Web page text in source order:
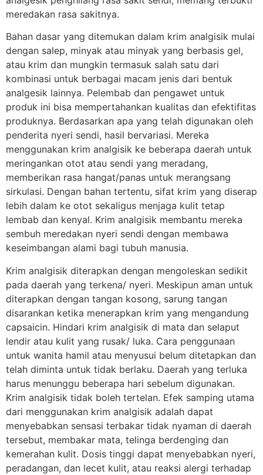
meredakan rasa sakitnya.
Bahan dasar yang ditemukan dalam krim analgisik mulai
dengan salep, minyak atau minyak yang berbasis gel,
atau krim dan mungkin termasuk salah satu dari
kombinasi untuk berbagai macam jenis dari bentuk
analgesik lainnya. Pelembab dan pengawet untuk
produk ini bisa mempertahankan kualitas dan efektifitas
produknya. Berdasarkan apa yang telah digunakan oleh
penderita nyeri sendi, hasil bervariasi. Mereka
menggunakan krim analgisik ke beberapa daerah untuk
meringankan otot atau sendi yang meradang,
memberikan rasa hangat/panas untuk merangsang
sirkulasi. Dengan bahan tertentu, sifat krim yang diserap
lebih dalam ke otot sekaligus menjaga kulit tetap
lembab dan kenyal. Krim analgisik membantu mereka
sembuh meredakan nyeri sendi dengan membawa
keseimbangan alami bagi tubuh manusia.
Krim analgisik diterapkan dengan mengoleskan sedikit
pada daerah yang terkena/ nyeri. Meskipun aman untuk
diterapkan dengan tangan kosong, sarung tangan
disarankan ketika menerapkan krim yang mengandung
capsaicin. Hindari krim analgisik di mata dan selaput
lendir atau kulit yang rusak/ luka. Cara penggunaan
untuk wanita hamil atau menyusui belum ditetapkan dan
telah diminta untuk tidak berlaku. Daerah yang terluka
harus menunggu beberapa hari sebelum digunakan.
Krim analgisik tidak boleh tertelan. Efek samping utama
dari menggunakan krim analgisik adalah dapat
menyebabkan sensasi terbakar tidak nyaman di daerah
tersebut, membakar mata, telinga berdenging dan
kemerahan kulit. Dosis tinggi dapat menyebabkan nyeri,
peradangan, dan lecet kulit, atau reaksi alergi terhadap